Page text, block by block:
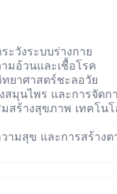
ะวังระบบร่างกาย
มอ้วนและเชื้อโรค
ยาศาสตร์ชะลอวัย
มุนไพร และการจัดก
สร้างสุขภาพ เทคโน
ามสุข และการสร้างต